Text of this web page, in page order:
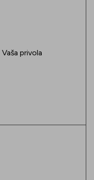
Vaša privola